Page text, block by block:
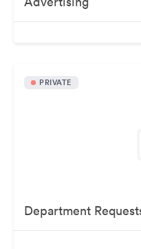
PRIVATE
Department